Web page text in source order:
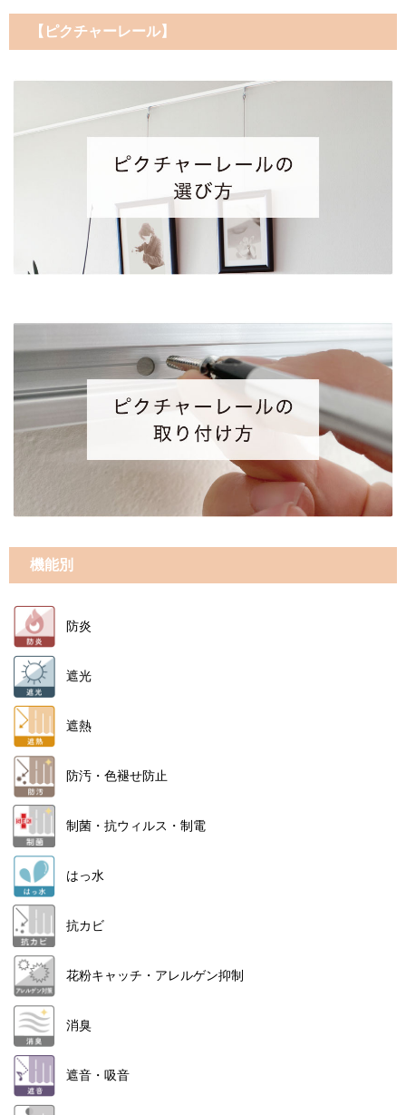
【ピクチャーレール】
機能別
防炎
遮光
遮熱
防汚・色褪せ防止
制菌・抗ウィルス・制電
はっ水
抗カビ
花粉キャッチ・アレルゲン抑制
消臭
遮音・吸音